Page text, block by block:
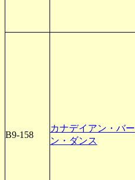
B9-158
カナデイアン・バー
ン・ダンス